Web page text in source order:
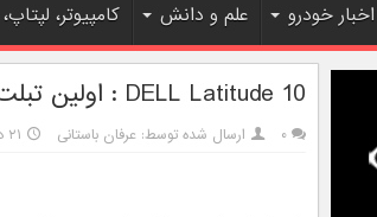
اخبار خودرو علم و دانش کامپیوتر،
DELL Latitude 10 : اولین تبلت ویندوز 8 دنیا با قیمت زیر 500 دلار
۰ ارسال شده توسط: عرفان باستانی ۲۱ دی ۱۳۹۱ ساعت ۱۶:۵۸